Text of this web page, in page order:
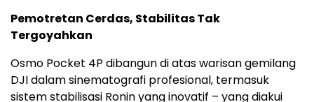
Pemotretan Cerdas, Stabilitas Tak
Tergoyahkan
Osmo Pocket 4P dibangun di atas warisan gemilang
DJI dalam sinematografi profesional, termasuk
sistem stabilisasi Ronin yang inovatif – yang diakui